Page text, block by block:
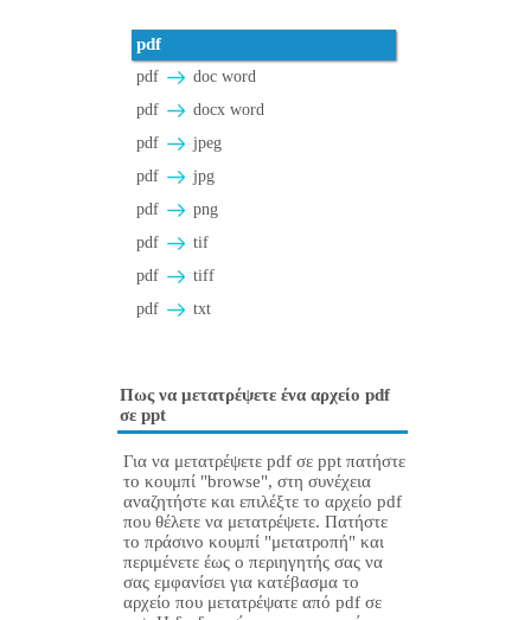
pdf
pdf
doc word
pdf
docx word
pdf
jpeg
pdf
jpg
pdf
png
pdf
tif
pdf
tiff
pdf
txt
Πως να μετατρέψετε ένα αρχείο pdf
σε ppt
Για να μετατρέψετε pdf σε ppt πατήστε
το κουμπί "browse", στη συνέχεια
αναζητήστε και επιλέξτε το αρχείο pdf
που θέλετε να μετατρέψετε. Πατήστε
το πράσινο κουμπί "μετατροπή" και
περιμένετε έως ο περιηγητής σας να
σας εμφανίσει για κατέβασμα το
αρχείο που μετατρέψατε από pdf σε